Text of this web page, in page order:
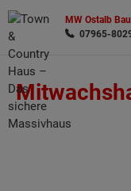
MW Ostalb
07965-
Wonach